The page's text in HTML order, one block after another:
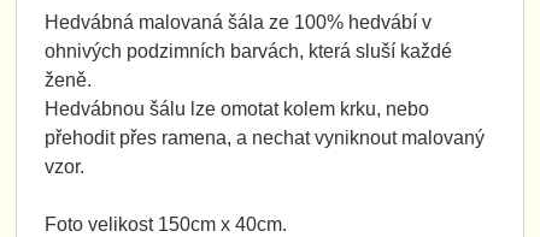
Hedvábná malovaná šála ze 100% hedvábí v
ohnivých podzimních barvách, která sluší každé
ženě.
Hedvábnou šálu lze omotat kolem krku, nebo
přehodit přes ramena, a nechat vyniknout malovaný
vzor.
Foto velikost 150cm x 40cm.